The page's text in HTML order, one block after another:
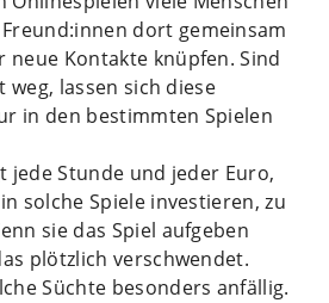
dort gemeinsam
neue Kontakte knüpfen. Sind
weg, lassen sich diese
in den bestimmten Spielen
jede Stunde und jeder Euro,
solche Spiele investieren, zu
sie das Spiel aufgeben
plötzlich verschwendet.
Süchte besonders anfällig.